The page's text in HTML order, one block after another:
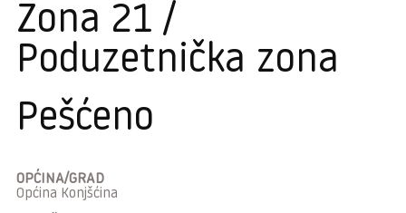
Zona 21 /
Poduzetnička zona
Pešćeno
OPĆINA/GRAD
Općina Konjšćina